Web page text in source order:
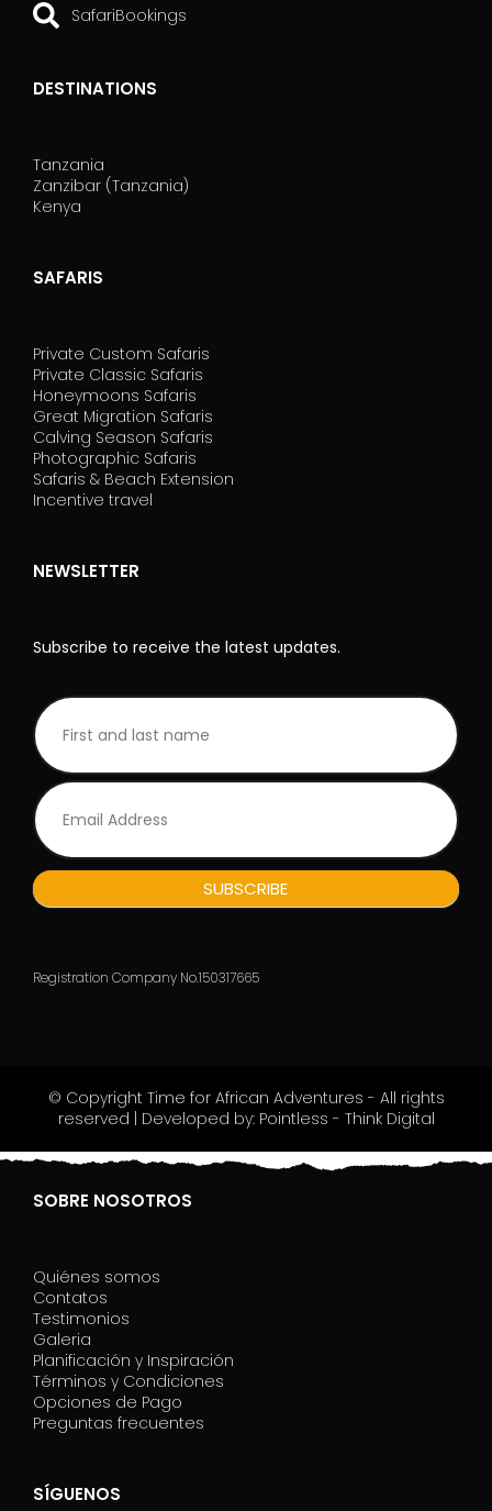
SafariBookings
DESTINATIONS
Tanzania
Zanzibar (Tanzania)
Kenya
SAFARIS
Private Custom Safaris
Private Classic Safaris
Honeymoons Safaris
Great Migration Safaris
Calving Season Safaris
Photographic Safaris
Safaris & Beach Extension
Incentive travel
NEWSLETTER
Subscribe to receive the latest updates.
NL
Rodape_EN
f
y
u
a
r
h
u
n
h
i
s
f
l
d
b
l
a
n
k
.
SUBSCRIBE
Registration Company No.150317665
© Copyright Time for African Adventures - All rights
reserved | Developed by: Pointless - Think Digital
SOBRE NOSOTROS
Quiénes somos
Contatos
Testimonios
Galeria
Planificación y Inspiración
Términos y Condiciones
Opciones de Pago
Preguntas frecuentes
SÍGUENOS